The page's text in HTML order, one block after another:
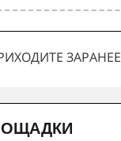
ЗАРАНЕЕ